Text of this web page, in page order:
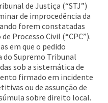
de Justiça (“STJ”)
de improcedência da
forem constatadas
Processo Civil (“CPC”).
em que o pedido
do Supremo Tribunal
sob a sistemática de
firmado em incidente
ou de assunção de
sobre direito local.